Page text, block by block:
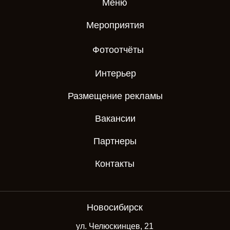
Меню
Мероприятия
Фотоотчёты
Контакты
Размещение рекламы
Вакансии
Партнеры
ул. Челюскинцев, 21
Новосибирск
Интерьер